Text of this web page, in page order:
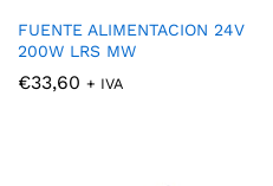
FUENTE ALIMENTACION 24V
200W LRS MW
€33,60 + IVA